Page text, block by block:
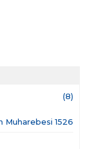
(8)
Muharebesi 1526